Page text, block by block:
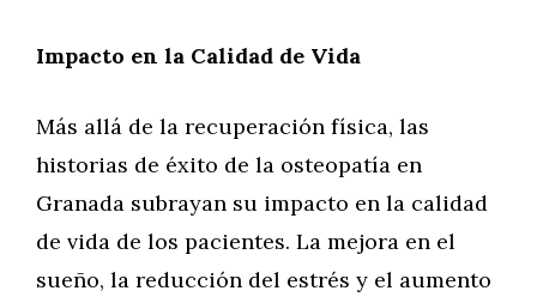
Impacto en la Calidad de Vida
Más allá de la recuperación física, las
historias de éxito de la osteopatía en
Granada subrayan su impacto en la calidad
de vida de los pacientes. La mejora en el
sueño, la reducción del estrés y el aumento